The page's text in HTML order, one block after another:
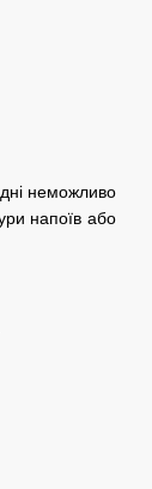
неможливо
напоїв або